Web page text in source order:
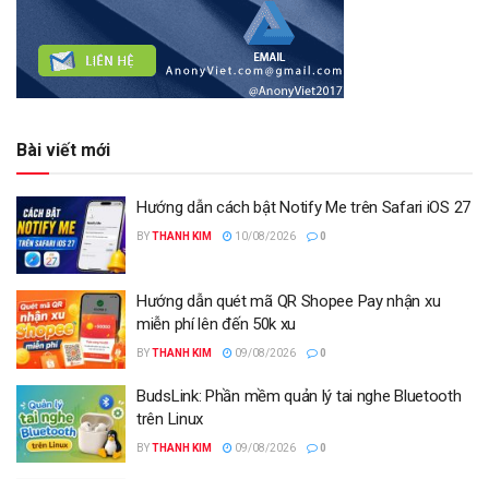
Bài viết mới
Hướng dẫn cách bật Notify Me trên Safari iOS 27
BYTHANH KIM 10/08/2026 0
Hướng dẫn quét mã QR Shopee Pay nhận xu
miễn phí lên đến 50k xu
BYTHANH KIM 09/08/2026 0
BudsLink: Phần mềm quản lý tai nghe Bluetooth
trên Linux
BYTHANH KIM 09/08/2026 0